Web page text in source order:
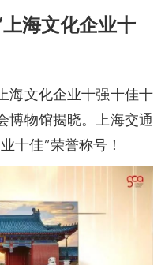
海文化企业十
文化企业十强十佳十
博物馆揭晓。上海交通
十佳”荣誉称号！